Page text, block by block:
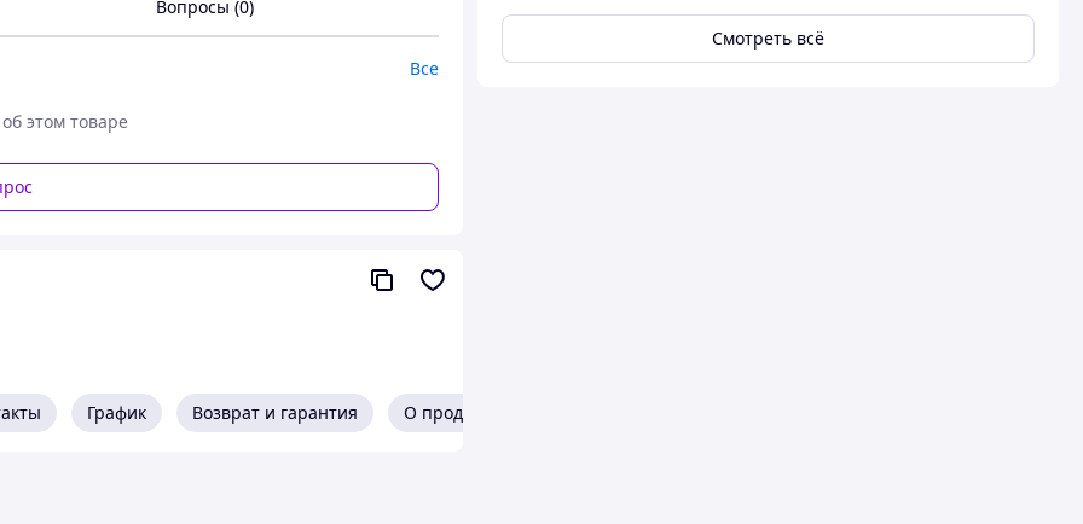
Смотреть всё
Вопросы (0)
Все
этом товаре
График Возврат и гарантия О продавце